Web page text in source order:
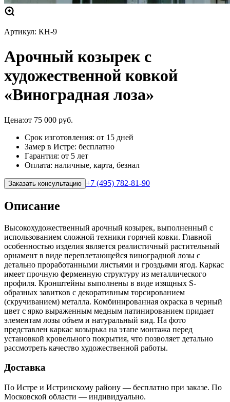
Артикул: КН-9
Арочный козырек с
художественной ковкой
«Виноградная лоза»
Цена:от 75 000 руб.
Срок изготовления: от 15 дней
Замер в Истре: бесплатно
Гарантия: от 5 лет
Оплата: наличные, карта, безнал
Заказать консультацию +7 (495) 782-81-90
Описание
Высокохудожественный арочный козырек, выполненный с
использованием сложной техники горячей ковки. Главной
особенностью изделия является реалистичный растительный
орнамент в виде переплетающейся виноградной лозы с
детально проработанными листьями и гроздьями ягод. Каркас
имеет прочную ферменную структуру из металлического
профиля. Кронштейны выполнены в виде изящных S-
образных завитков с декоративным торсированием
(скручиванием) металла. Комбинированная окраска в черный
цвет с ярко выраженным медным патинированием придает
элементам лозы объем и натуральный вид. На фото
представлен каркас козырька на этапе монтажа перед
установкой кровельного покрытия, что позволяет детально
рассмотреть качество художественной работы.
Доставка
По Истре и Истринскому району — бесплатно при заказе. По
Московской области — индивидуально.